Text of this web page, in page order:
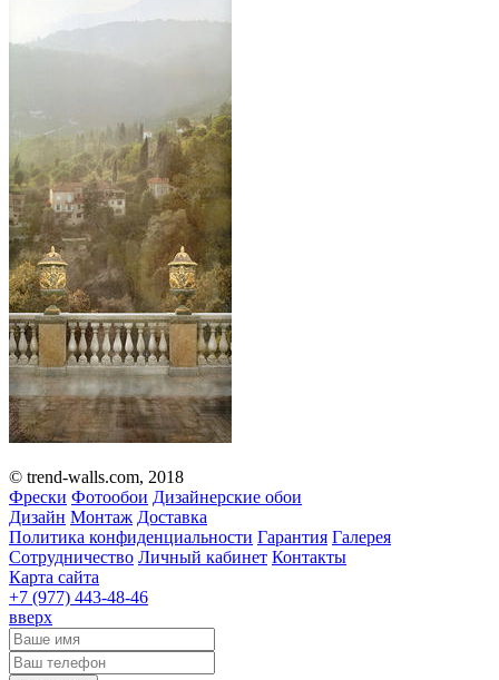
© trend-walls.com, 2018
Фрески Фотообои Дизайнерские обои
Дизайн Монтаж Доставка
Политика конфиденциальности Гарантия Галерея
Сотрудничество Личный кабинет Контакты
Карта сайта
+7 (977) 443-48-46
вверх